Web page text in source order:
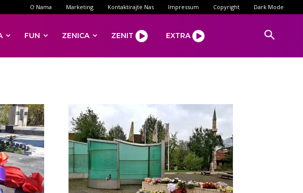
O Nama Marketing Kontaktirajte Nas Impressum Copyright Dark Mode
FUN ZENICA ZENIT EXTRA